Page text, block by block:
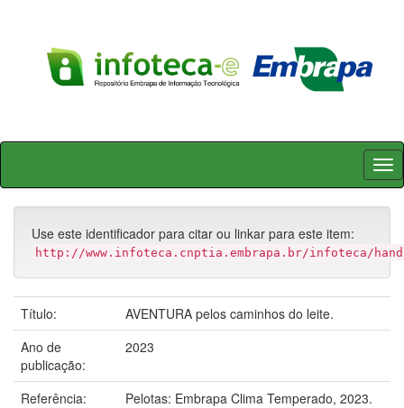
Skip
Use este identificador para citar ou linkar para este item:
http://www.infoteca.cnptia.embrapa.br/infoteca/
Título:
AVENTURA pelos caminhos do leite.
Ano de
publicação:
2023
Referência:
Pelotas: Embrapa Clima Temperado, 2023.